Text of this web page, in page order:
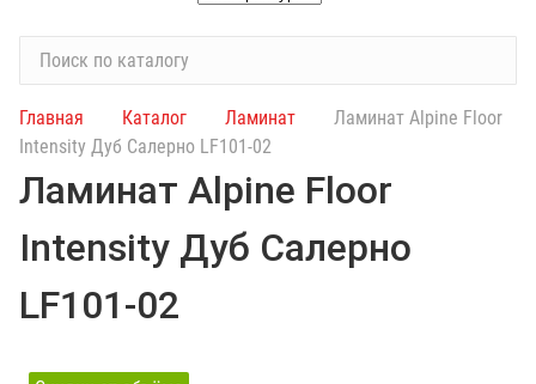
и
с
п
Главная Каталог Ламинат
Ламинат Alpine Floor
Intensity Дуб Салерно LF101-02
Ламинат Alpine Floor
Intensity Дуб Салерно
LF101-02